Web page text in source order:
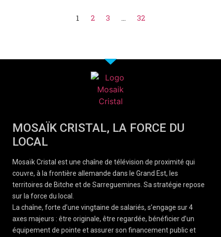
1 2 3 … 32
MOSAÏK CRISTAL, LA FORCE DU
LOCAL
Mosaïk Cristal est une chaîne de télévision de proximité qui
couvre, à la frontière allemande dans le Grand Est, les
territoires de Bitche et de Sarreguemines. Sa stratégie repose
sur la force du local.
La chaîne, forte d’une vingtaine de salariés, s’engage sur 4
axes majeurs : être originale, être regardée, bénéficier d’un
équipement de pointe et assurer son financement public et